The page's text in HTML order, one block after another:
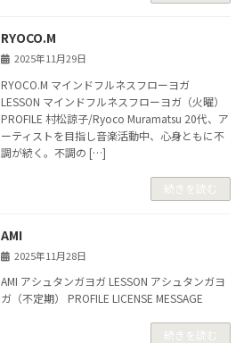
RYOCO.M
2025年11月29日
RYOCO.M マインドフルネスフローヨガ
LESSON マインドフルネスフローヨガ（火曜）
PROFILE 村松諒子/Ryoco Muramatsu 20代、ア
ーティストを目指し音楽活動中、心身ともに不
調が続く。不調の […]
続きを読む
AMI
2025年11月28日
AMI アシュタンガヨガ LESSON アシュタンガヨ
ガ（不定期） PROFILE LICENSE MESSAGE
続きを読む